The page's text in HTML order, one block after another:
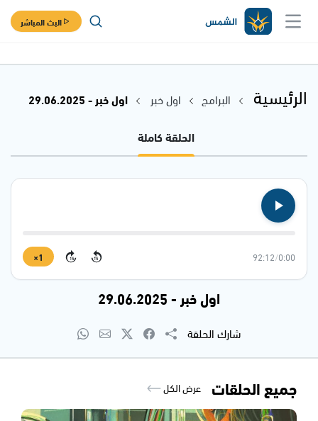
البث المباشر
الرئيسية البرامج اول خبر
اول خبر - 29.06.2025
الحلقة كاملة
0:00
/
92:12
15
15
1×
اول خبر - 29.06.2025
شارك الحلقة
جميع الحلقات عرض الكل